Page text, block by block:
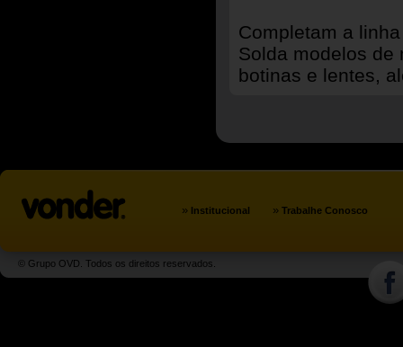
Completam a
Solda modelos de
botinas e lentes,
» Institucional » Trabalhe Conosco
© Grupo OVD. Todos os direitos reservados.